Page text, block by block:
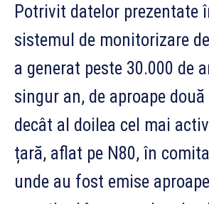
Potrivit datelor prezentate
sistemul de monitorizare
a generat peste 30.000 de
singur an, de aproape
decât al doilea cel mai
țară, aflat pe N80, în
unde au fost emise